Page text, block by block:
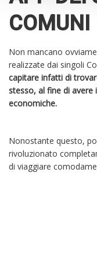
COMUNI
Non mancano
realizzate dai singoli
capitare infatti di
stesso, al fine di
economiche.
Nonostante questo,
rivoluzionato
di viaggiare